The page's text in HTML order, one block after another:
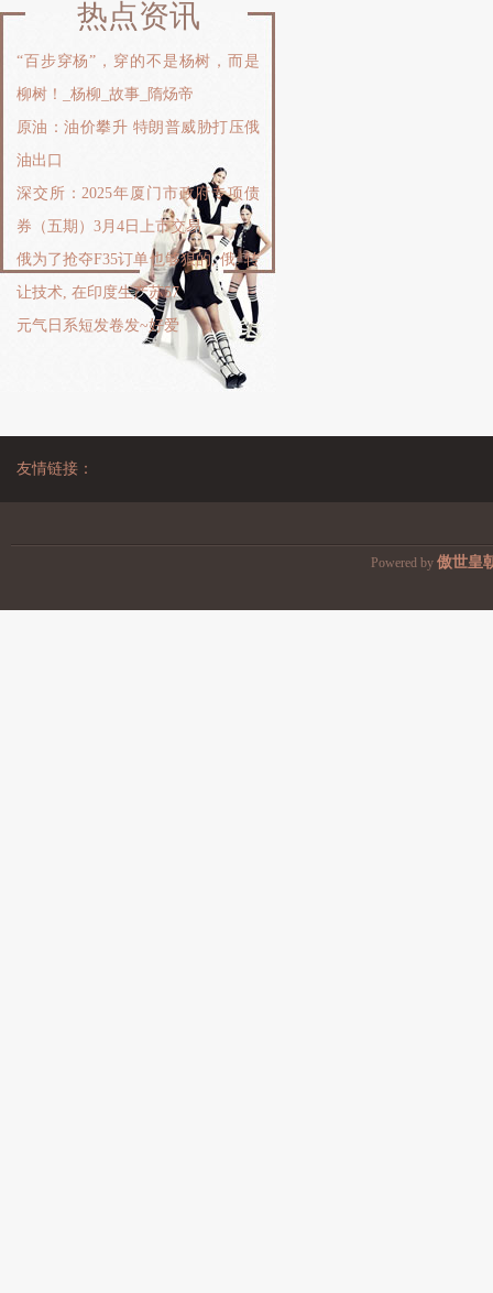
热点资讯
“百步穿杨”，穿的不是杨树，而是
柳树！_杨柳_故事_隋炀帝
原油：油价攀升 特朗普威胁打压俄
油出口
深交所：2025年厦门市政府专项债
券（五期）3月4日上市交易
俄为了抢夺F35订单也够狠的, 俄: 转
让技术, 在印度生产苏57
元气日系短发卷发~好爱
友情链接：
Powered by 傲世皇